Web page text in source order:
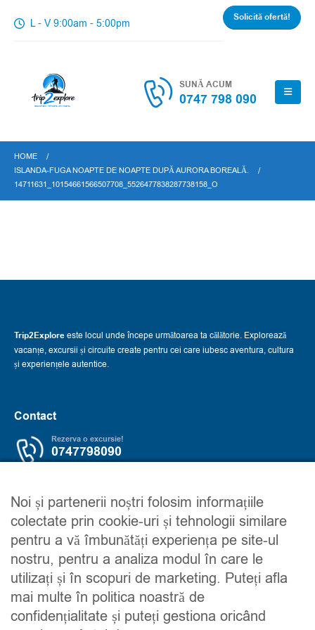
L - V 9:00am - 5:00pm Solicită ofertă!
SUNĂ ACUM
0747 798 090
HOME
ISLANDA-FUGA NOAPTE DE NOAPTE DUPĂ AURORA BOREALĂ.
14711631_10154661566507708_5526477838287738158_O
Trip2Exploreeste locul unde începe următoarea ta călătorie. Explorează
vacanțe, excursii și circuite create pentru cei care iubesc aventura, cultura
și experiențele autentice.
Contact
Rezerva o excursie!
0747798090
Servicii
Excursii
Circuite
Maroc
Trip2explore
Despre noi
Contacteaza-ne
Detalii financiare
Urmareste-ne
Noi și partenerii noștri folosim informațiile
colectate prin cookie-uri și tehnologii similare
pentru a vă îmbunătăți experiența pe site-ul
nostru, pentru a analiza modul în care le
utilizați și în scopuri de marketing. Puteți afla
mai multe în politica noastră de
confidențialitate și puteți gestiona oricând